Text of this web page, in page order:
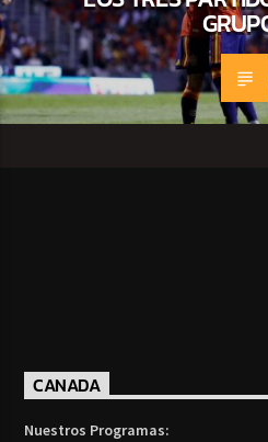
CANADA
Nuestros Programas: